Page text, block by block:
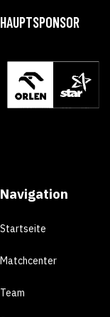
HAUPTSPONSOR
Navigation
Startseite
Matchcenter
Team